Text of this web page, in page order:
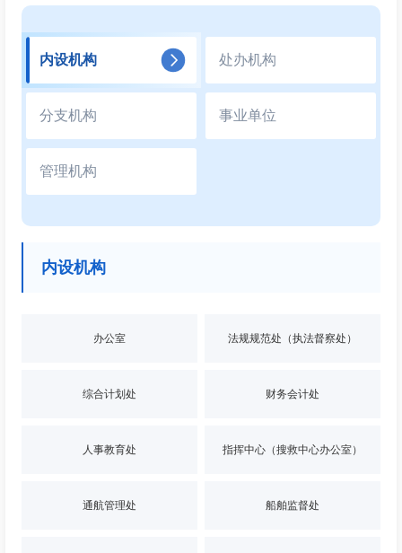
内设机构 处办机构
分支机构 事业单位
管理机构
内设机构
办公室 法规规范处（执法督察处）
综合计划处 财务会计处
人事教育处 指挥中心（搜救中心办公室）
通航管理处 船舶监督处